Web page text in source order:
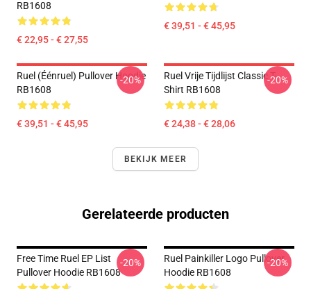
RB1608
€ 22,95 - € 27,55
€ 39,51 - € 45,95
Ruel (éénruel) Pullover Hoodie
RB1608
€ 39,51 - € 45,95
-20%
Ruel Vrije Tijdlijst Classic T-
Shirt RB1608
€ 24,38 - € 28,06
-20%
BEKIJK MEER
Gerelateerde producten
Free Time Ruel EP List
Pullover Hoodie RB1608
-20%
Ruel Painkiller Logo Pullover
Hoodie RB1608
-20%